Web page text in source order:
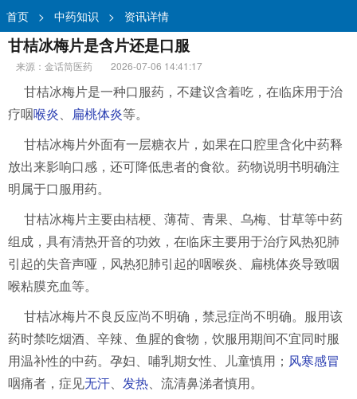
首页 > 中药知识 > 资讯详情
甘桔冰梅片是含片还是口服
来源：金话筒医药
2026-07-06 14:41:17
甘桔冰梅片是一种口服药，不建议含着吃，在临床用于治
疗咽喉炎 扁桃体炎等。
甘桔冰梅片外面有一层糖衣片，如果在口腔里含化中药释
放出来影响口感，还可降低患者的食欲。药物说明书明确注
明属于口服用药。
甘桔冰梅片主要由桔梗、薄荷、青果、乌梅、甘草等中药
组成，具有清热开音的功效，在临床主要用于治疗风热犯肺
引起的失音声哑，风热犯肺引起的咽喉炎、扁桃体炎导致咽
喉粘膜充血等。
甘桔冰梅片不良反应尚不明确，禁忌症尚不明确。服用该
药时禁吃烟酒、辛辣、鱼腥的食物，饮服用期间不宜同时服
用温补性的中药。孕妇、哺乳期女性、儿童慎用； 风寒感冒
咽痛者，症见无汗 发热 、流清鼻涕者慎用。